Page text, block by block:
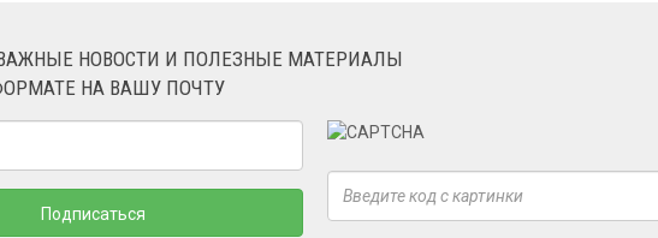
НОВОСТИ И ПОЛЕЗНЫЕ МАТЕРИАЛЫ
НА ВАШУ ПОЧТУ